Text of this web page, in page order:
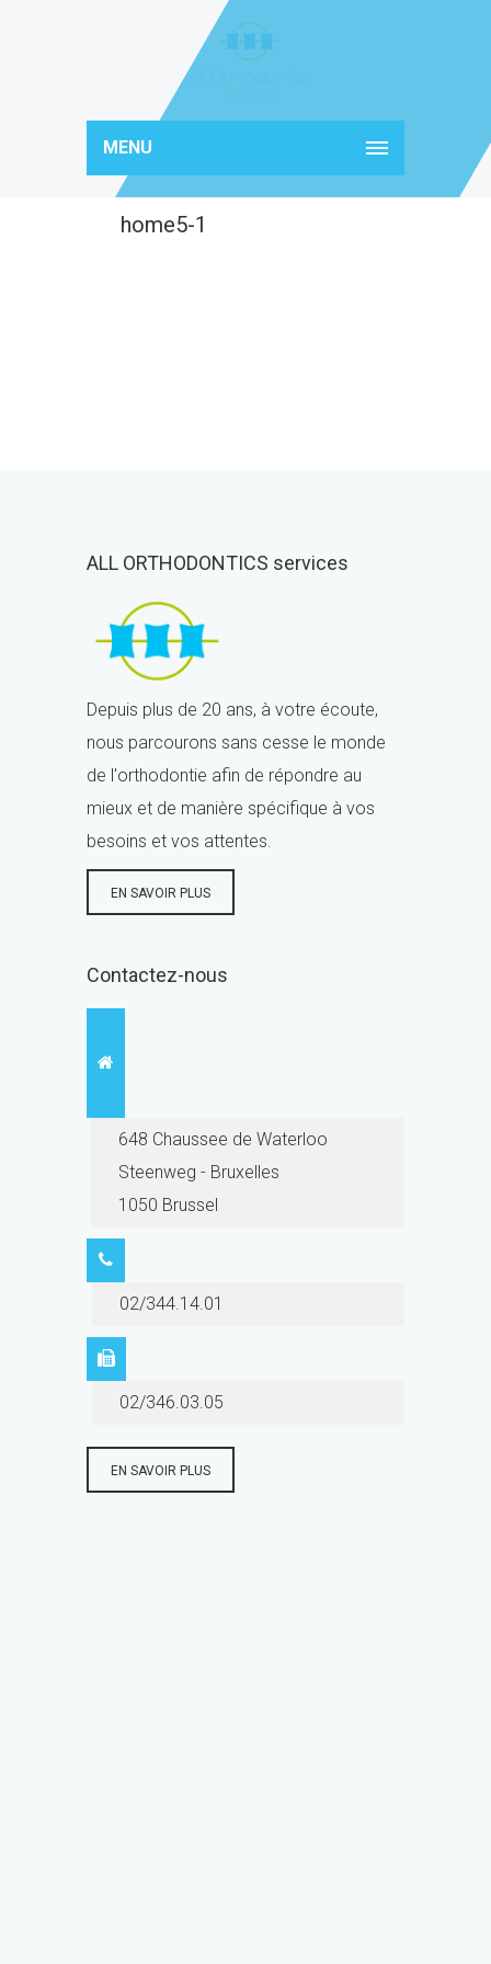
MENU
home5-1
ALL ORTHODONTICS services
Depuis plus de 20 ans, à votre écoute,
nous parcourons sans cesse le monde
de l'orthodontie afin de répondre au
mieux et de manière spécifique à vos
besoins et vos attentes.
EN SAVOIR PLUS
Contactez-nous
648 Chaussee de Waterloo
Steenweg - Bruxelles
1050 Brussel
02/344.14.01
02/346.03.05
EN SAVOIR PLUS